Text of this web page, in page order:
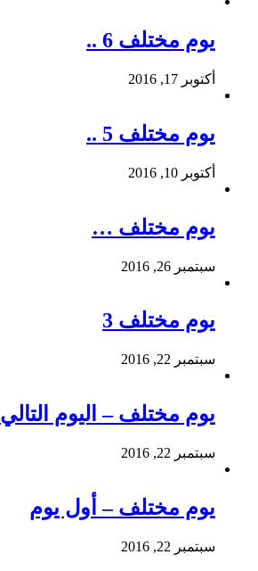
يوم مختلف 6 ..
أكتوبر 17, 2016
يوم مختلف 5 ..
أكتوبر 10, 2016
يوم مختلف …
سبتمبر 26, 2016
يوم مختلف 3
سبتمبر 22, 2016
يوم مختلف – اليوم التالي
سبتمبر 22, 2016
يوم مختلف – أول يوم
سبتمبر 22, 2016